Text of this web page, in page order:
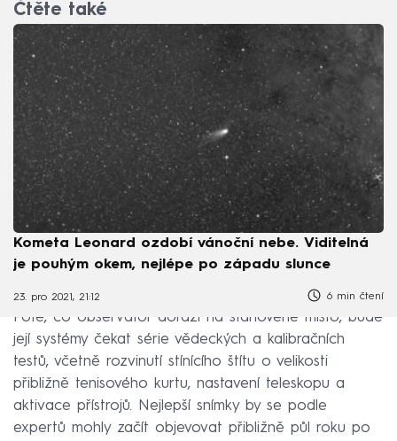
Čtěte také
Kometa Leonard ozdobí vánoční nebe. Viditelná
je pouhým okem, nejlépe po západu slunce
23. pro 2021, 21:12 6 min čtení
Poté, co observatoř dorazí na stanovené místo, bude
její systémy čekat série vědeckých a kalibračních
testů, včetně rozvinutí stínícího štítu o velikosti
přibližně tenisového kurtu, nastavení teleskopu a
aktivace přístrojů. Nejlepší snímky by se podle
expertů mohly začít objevovat přibližně půl roku po